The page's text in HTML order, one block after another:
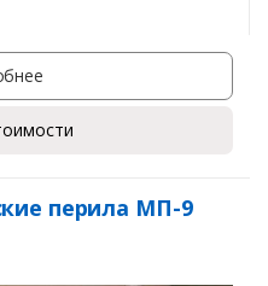
перила МП-9